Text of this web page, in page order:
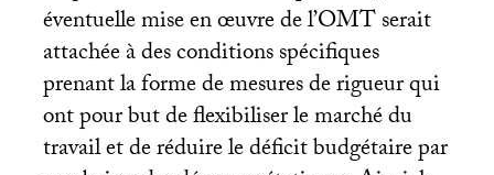
éventuelle mise en œuvre de l’OMTserait
attachée à des conditions spécifiques
prenant la forme de mesures de rigueur qui
ont pour but de flexibiliser le marché du
travail et de réduire le déficit budgétaire par